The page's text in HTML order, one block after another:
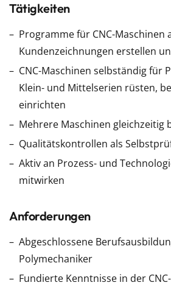
Tätigkeiten
Programme für CNC-Maschinen
Kundenzeichnungen erstellen
CNC-Maschinen selbständig für
Klein- und Mittelserien rüsten,
einrichten
Mehrere Maschinen gleichzeitig
Qualitätskontrollen als
Aktiv an Prozess- und
mitwirken
Anforderungen
Abgeschlossene
Polymechaniker
Fundierte Kenntnisse in der